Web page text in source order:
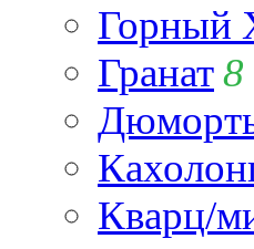
Горный
Гранат8
Кварц/